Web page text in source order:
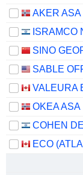
AKER ASA
SABLE
VALEURA
OKEA ASA